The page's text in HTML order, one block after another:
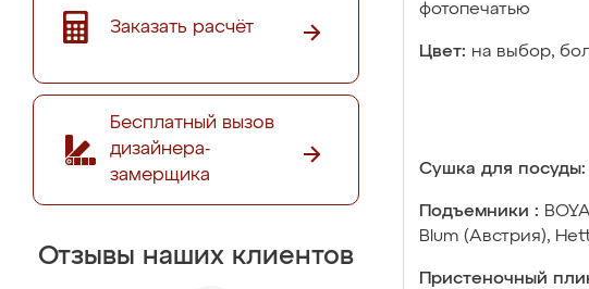
Заказать расчёт
Бесплатный вызов
дизайнера-
замерщика
Отзывы наших клиентов
фотопечатью
Цвет: на выбор,
Сушка для посуды:
Подъемники :
Blum (Австрия),
Пристеночный